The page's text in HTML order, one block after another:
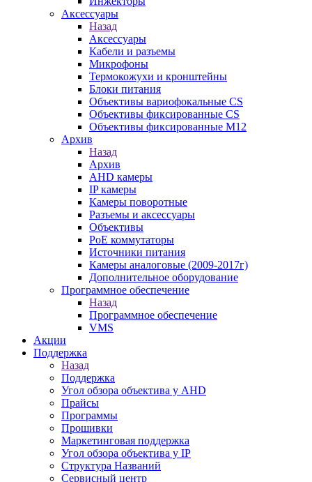
Аксессуары
Назад
Аксессуары
Кабели и разъемы
Микрофоны
Термокожухи и кронштейны
Блоки питания
Объективы вариофокальные CS
Объективы фиксированные CS
Объективы фиксированные М12
Архив
Назад
Архив
AHD камеры
IP камеры
Камеры поворотные
Разъемы и аксессуары
Объективы
PoE коммутаторы
Источники питания
Камеры аналоговые (2009-2017г)
Дополнительное оборудование
Программное обеспечение
Назад
Программное обеспечение
VMS
Акции
Поддержка
Назад
Поддержка
Угол обзора объектива у AHD
Прайсы
Программы
Прошивки
Маркетинговая поддержка
Угол обзора объектива у IP
Структура Названий
Сервисный центр